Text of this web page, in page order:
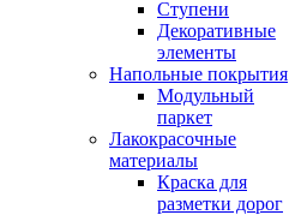
Ступени
Декоративные
элементы
Напольные покрытия
Модульный
паркет
Лакокрасочные
материалы
Краска для
разметки дорог